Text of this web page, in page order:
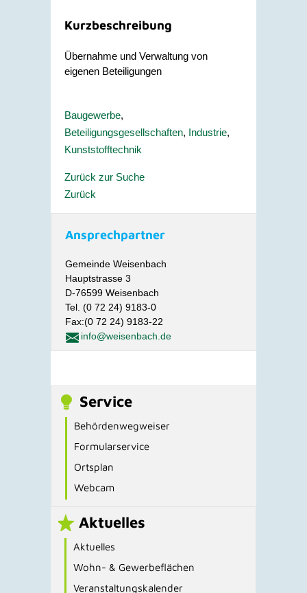
Kurzbeschreibung
Übernahme und Verwaltung von
eigenen Beteiligungen
Baugewerbe,
Beteiligungsgesellschaften, Industrie,
Kunststofftechnik
Zurück zur Suche
Zurück
Ansprechpartner
Gemeinde Weisenbach
Hauptstrasse 3
D-76599 Weisenbach
Tel. (0 72 24) 9183-0
Fax:(0 72 24) 9183-22
info@weisenbach.de
Service
Behördenwegweiser
Formularservice
Ortsplan
Webcam
Aktuelles
Aktuelles
Wohn- & Gewerbeflächen
Veranstaltungskalender